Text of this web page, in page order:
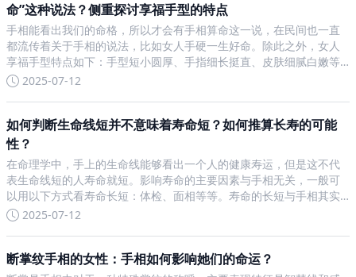
命”这种说法？侧重探讨享福手型的特点
手相能看出我们的命格，所以才会有手相算命这一说，在民间也一直
都流传着关于手相的说法，比如女人手硬一生好命。除此之外，女人
享福手型特点如下：手型短小圆厚、手指细长挺直、皮肤细腻白嫩等
等。民间有很多流传的算命习俗，比如通过手相来算命，这些算命习
2025-07-12
如何判断生命线短并不意味着寿命短？如何推算长寿的可能
性？
在命理学中，手上的生命线能够看出一个人的健康寿运，但是这不代
表生命线短的人寿命就短。影响寿命的主要因素与手相无关，一般可
以用以下方式看寿命长短：体检、面相等等。寿命的长短与手相其实
是没有多大关联的，在我们的手上虽然存在着生命线，但是生命线并
2025-07-12
断掌纹手相的女性：手相如何影响她们的命运？